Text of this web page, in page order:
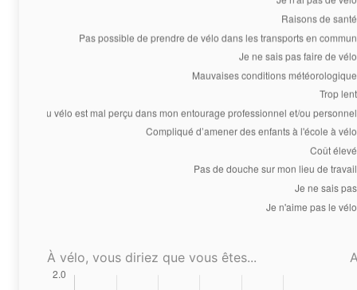
À vélo, vous diriez que vous êtes...